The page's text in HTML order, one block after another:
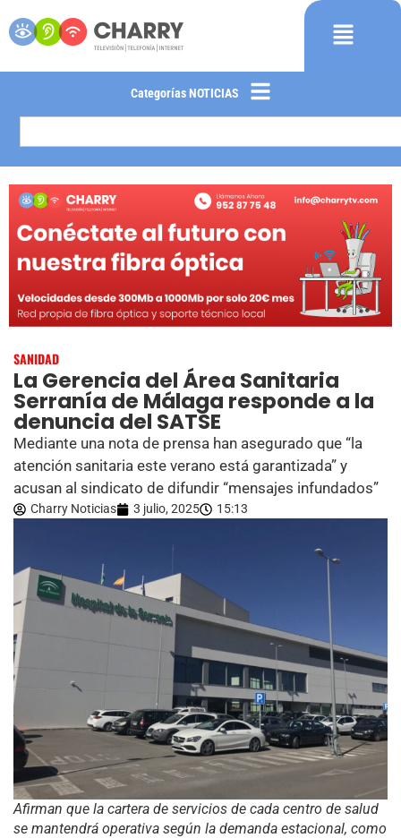
Categorías NOTICIAS
SANIDAD
La Gerencia del Área Sanitaria
Serranía de Málaga responde a la
denuncia del SATSE
Mediante una nota de prensa han asegurado que “la
atención sanitaria este verano está garantizada” y
acusan al sindicato de difundir “mensajes infundados”
Charry Noticias 3 julio, 2025 15:13
Afirman que la cartera de servicios de cada centro de salud
se mantendrá operativa según la demanda estacional, como